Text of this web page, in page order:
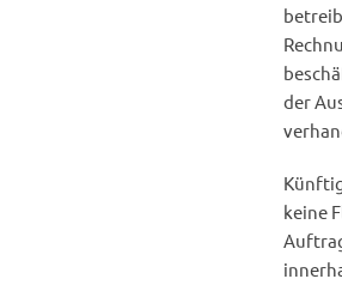
der
keine